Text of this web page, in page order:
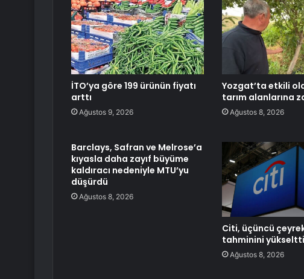
İTO’ya göre 199 ürünün fiyatı
arttı
Ağustos 9, 2026
Yozgat’ta etkili
tarım alanlarına
Ağustos 8, 2026
Barclays, Safran ve Melrose’a
kıyasla daha zayıf büyüme
kaldıracı nedeniyle MTU’yu
düşürdü
Ağustos 8, 2026
Citi, üçüncü
tahminini yükseltti
Ağustos 8, 2026